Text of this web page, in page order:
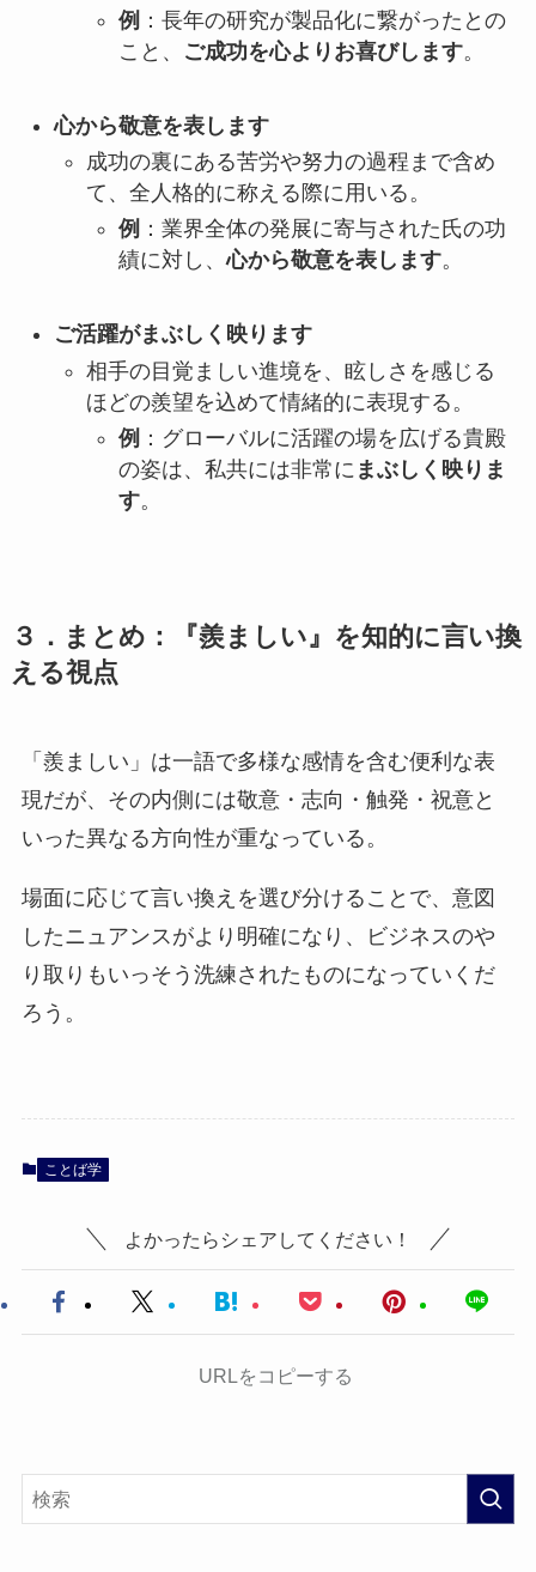
例 ：長年の研究が製品化に繋がったとの
こと、
ご成功を心よりお喜びします。
心から敬意を表します
成功の裏にある苦労や努力の過程まで含め
て、全人格的に称える際に用いる。
例 ：業界全体の発展に寄与された氏の功
績に対し、心から敬意を表します。
ご活躍がまぶしく映ります
相手の目覚ましい進境を、眩しさを感じる
ほどの羨望を込めて情緒的に表現する。
例 ：グローバルに活躍の場を広げる貴殿
の姿は、私共には非常に まぶしく映りま
す。
３．まとめ：『羨ましい』を知的に言い換
える視点
「羨ましい」は一語で多様な感情を含む便利な表
現だが、その内側には敬意・志向・触発・祝意と
いった異なる方向性が重なっている。
場面に応じて言い換えを選び分けることで、意図
したニュアンスがより明確になり、ビジネスのや
り取りもいっそう洗練されたものになっていくだ
ろう。
ことば学
よかったらシェアしてください！
URLをコピーする